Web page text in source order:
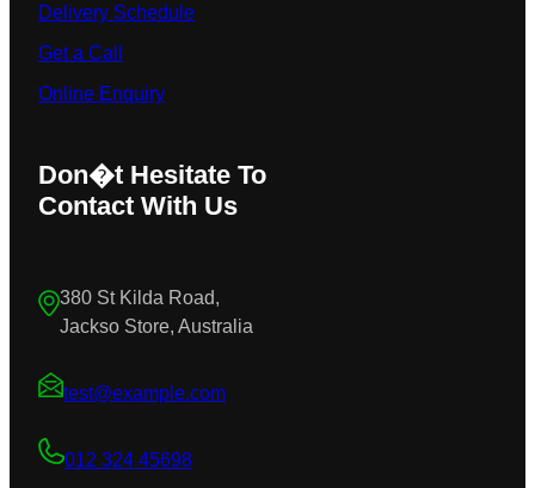
Delivery Schedule
Get a Call
Online Enquiry
Don�t Hesitate To
Contact With Us
380 St Kilda Road,
Jackso Store, Australia
test@example.com
012 324 45698